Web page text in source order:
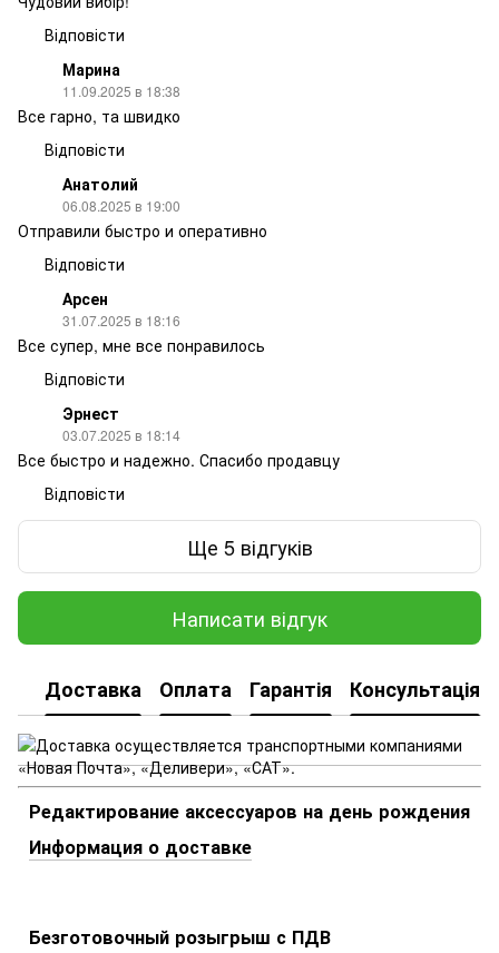
Відповісти
Марина
11.09.2025 в 18:38
Все гарно, та швидко
Відповісти
Анатолий
06.08.2025 в 19:00
Отправили быстро и оперативно
Відповісти
Арсен
31.07.2025 в 18:16
Все супер, мне все понравилось
Відповісти
Эрнест
03.07.2025 в 18:14
Все быстро и надежно. Спасибо продавцу
Відповісти
Ще 5 відгуків
Написати відгук
Доставка Оплата Гарантія Консультація
Редактирование аксессуаров на день рождения
Информация о доставке
Безготовочный розыгрыш с ПДВ